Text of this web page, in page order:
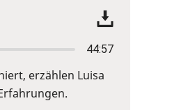
44:57
erzählen Luisa